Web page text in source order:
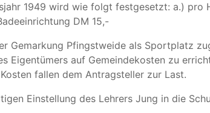
1949 wird wie folgt festgesetzt: a.)
DM 15,-
Gemarkung Pfingstweide als Sportplatz
Eigentümers auf Gemeindekosten zu
fallen dem Antragsteller zur Last.
Einstellung des Lehrers Jung in die